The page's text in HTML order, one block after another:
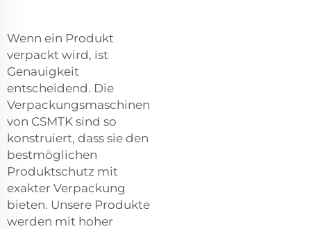
Wenn ein Produkt
verpackt wird, ist
Genauigkeit
entscheidend. Die
Verpackungsmaschinen
von CSMTK sind so
konstruiert, dass sie den
bestmöglichen
Produktschutz mit
exakter Verpackung
bieten. Unsere Produkte
werden mit hoher